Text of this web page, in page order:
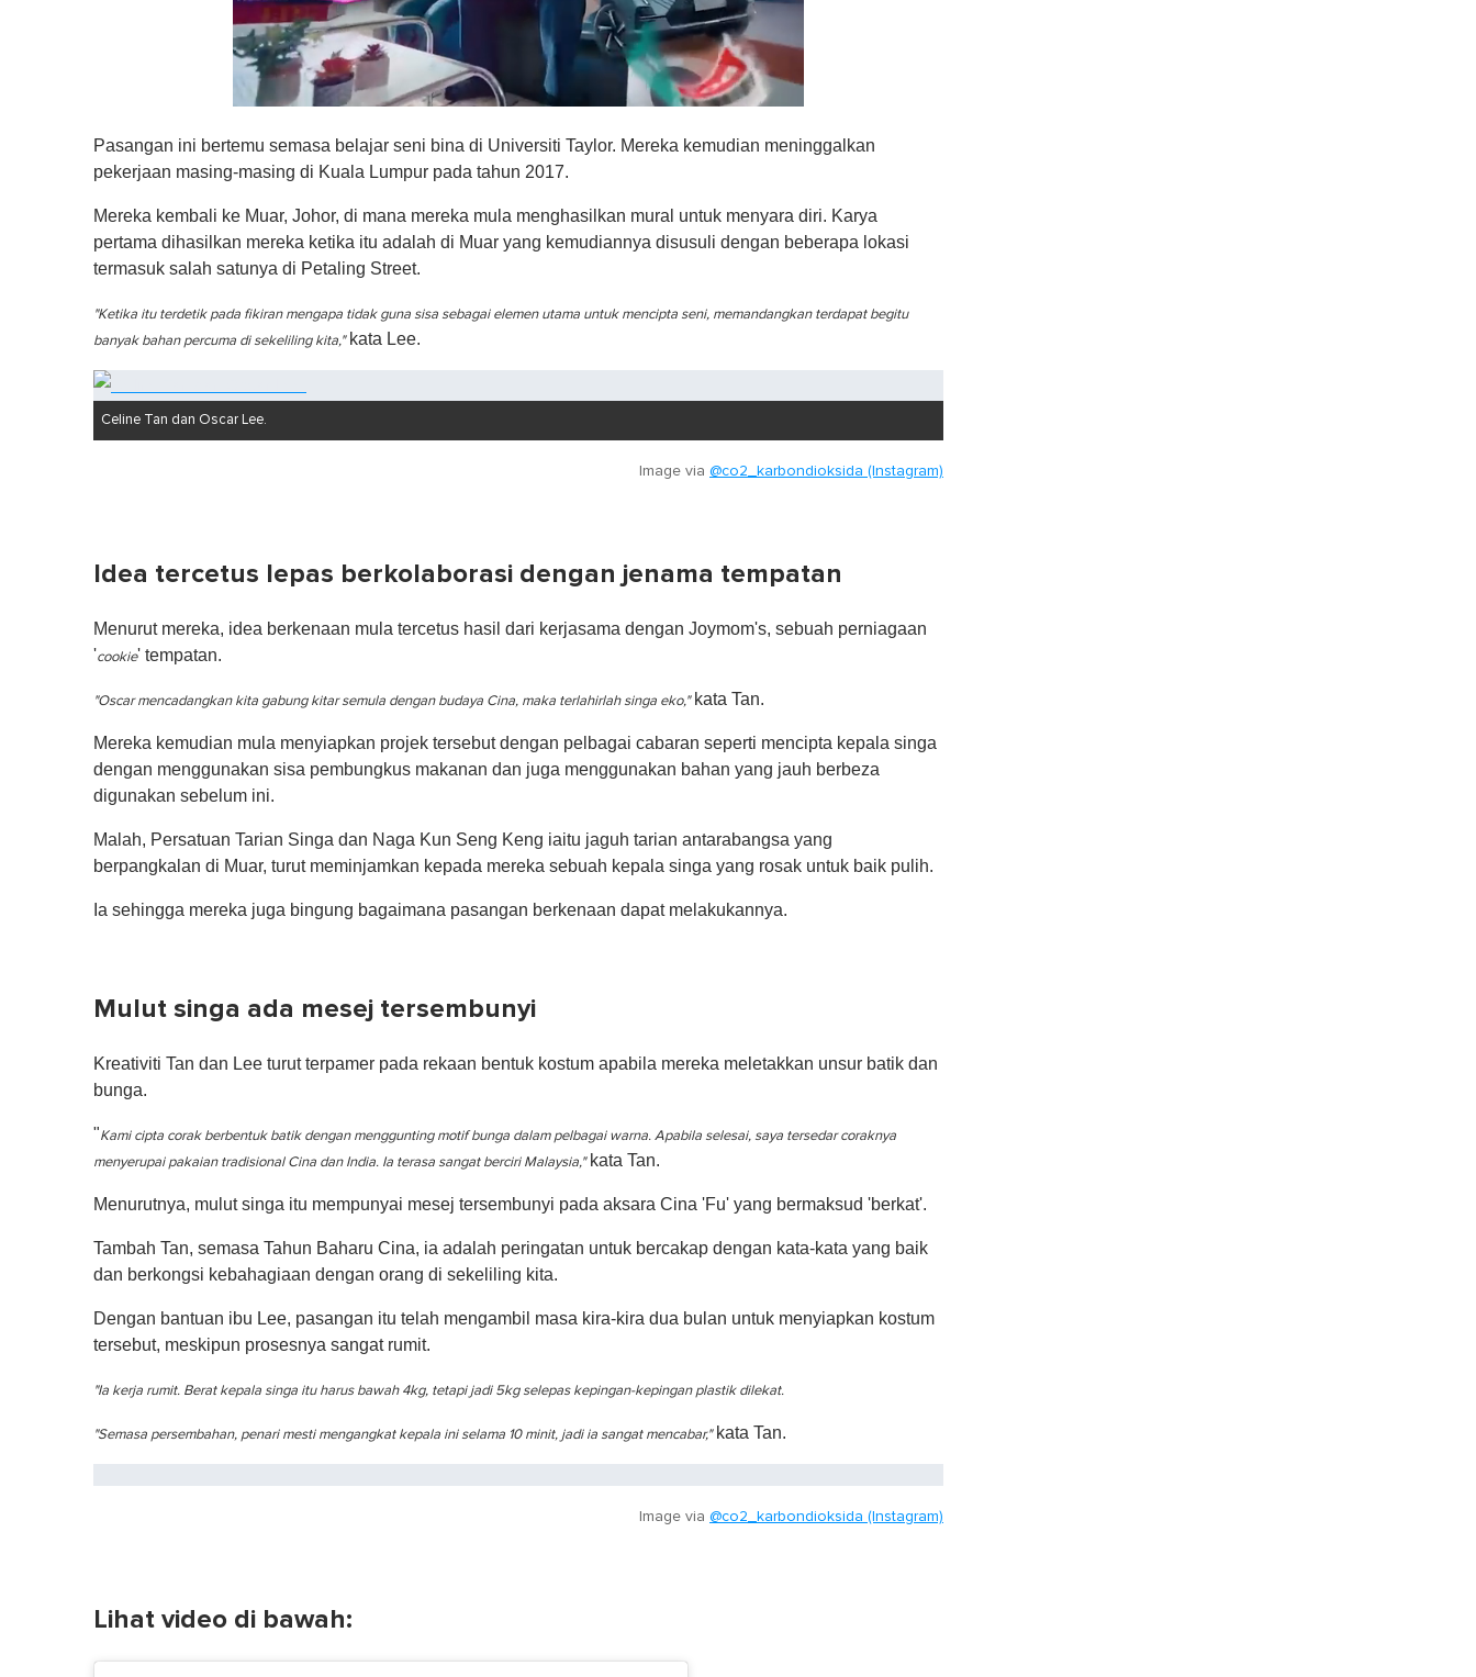
e
c
d
s
f
m
n
e
,
%
Pasangan ini bertemu semasa belajar seni bina di Universiti Taylor. Mereka kemudian meninggalkan
pekerjaan masing-masing di Kuala Lumpur pada tahun 2017.
Mereka kembali ke Muar, Johor, di mana mereka mula menghasilkan mural untuk menyara diri. Karya
pertama dihasilkan mereka ketika itu adalah di Muar yang kemudiannya disusuli dengan beberapa lokasi
termasuk salah satunya di Petaling Street.
"Ketika itu terdetik pada fikiran mengapa tidak guna sisa sebagai elemen utama untuk mencipta seni, memandangkan terdapat begitu
banyak bahan percuma di sekeliling kita,"kata Lee.
Celine Tan dan Oscar Lee.
Image via @co2_karbondioksida (Instagram)
Idea tercetus lepas berkolaborasi dengan jenama tempatan
Menurut mereka, idea berkenaan mula tercetus hasil dari kerjasama dengan Joymom's, sebuah perniagaan
'cookie' tempatan.
"Oscar mencadangkan kita gabung kitar semula dengan budaya Cina, maka terlahirlah singa eko,"kata Tan.
Mereka kemudian mula menyiapkan projek tersebut dengan pelbagai cabaran seperti mencipta kepala singa
dengan menggunakan sisa pembungkus makanan dan juga menggunakan bahan yang jauh berbeza
digunakan sebelum ini.
Malah, Persatuan Tarian Singa dan Naga Kun Seng Keng iaitu jaguh tarian antarabangsa yang
berpangkalan di Muar, turut meminjamkan kepada mereka sebuah kepala singa yang rosak untuk baik pulih.
Ia sehingga mereka juga bingung bagaimana pasangan berkenaan dapat melakukannya.
Mulut singa ada mesej tersembunyi
Kreativiti Tan dan Lee turut terpamer pada rekaan bentuk kostum apabila mereka meletakkan unsur batik dan
bunga.
"Kami cipta corak berbentuk batik dengan menggunting motif bunga dalam pelbagai warna. Apabila selesai, saya tersedar coraknya
menyerupai pakaian tradisional Cina dan India. Ia terasa sangat berciri Malaysia,"kata Tan.
Menurutnya, mulut singa itu mempunyai mesej tersembunyi pada aksara Cina 'Fu' yang bermaksud 'berkat'.
Tambah Tan, semasa Tahun Baharu Cina, ia adalah peringatan untuk bercakap dengan kata-kata yang baik
dan berkongsi kebahagiaan dengan orang di sekeliling kita.
Dengan bantuan ibu Lee, pasangan itu telah mengambil masa kira-kira dua bulan untuk menyiapkan kostum
tersebut, meskipun prosesnya sangat rumit.
"Ia kerja rumit. Berat kepala singa itu harus bawah 4kg, tetapi jadi 5kg selepas kepingan-kepingan plastik dilekat.
"Semasa persembahan, penari mesti mengangkat kepala ini selama 10 minit, jadi ia sangat mencabar,"kata Tan.
Image via @co2_karbondioksida (Instagram)
Lihat video di bawah: